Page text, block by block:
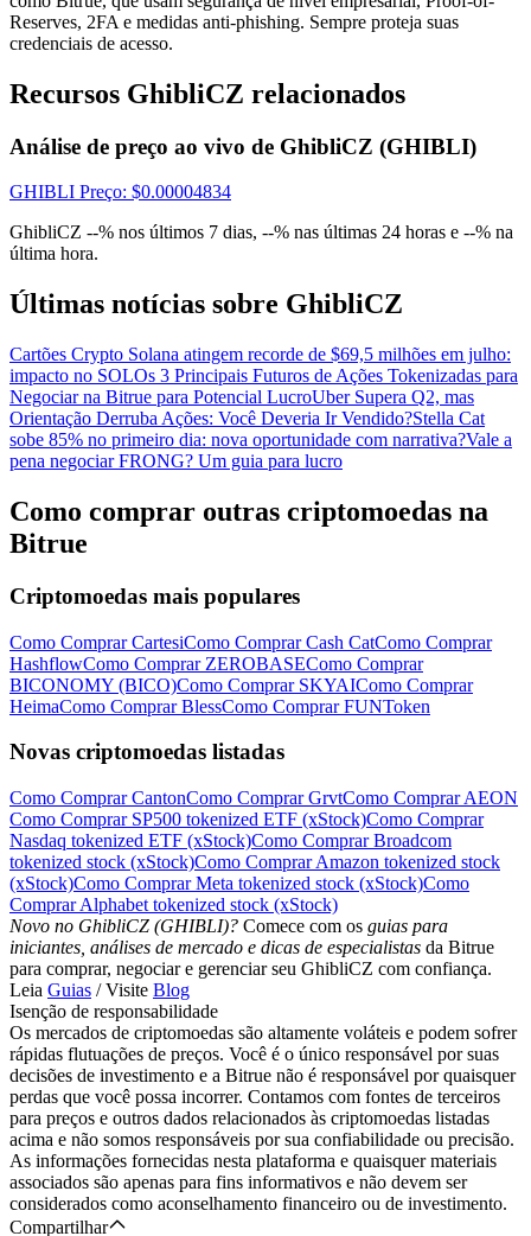
Conecte-seInscrever-se
Conecte-se
Baixar o
Português
Reserves, 2FA e medidas anti-phishing. Sempre proteja suas
credenciais de acesso.
Recursos GhibliCZ relacionados
Análise de preço ao vivo de GhibliCZ (GHIBLI)
GHIBLI Preço: $0.00004834
GhibliCZ --% nos últimos 7 dias, --% nas últimas 24 horas e --% na
última hora.
Últimas notícias sobre GhibliCZ
Cartões Crypto Solana atingem recorde de $69,5 milhões em julho:
impacto no SOLOs 3 Principais Futuros de Ações Tokenizadas para
Negociar na Bitrue para Potencial LucroUber Supera Q2, mas
Orientação Derruba Ações: Você Deveria Ir Vendido?Stella Cat
sobe 85% no primeiro dia: nova oportunidade com narrativa?Vale a
pena negociar FRONG? Um guia para lucro
Como comprar outras criptomoedas na
Bitrue
Criptomoedas mais populares
Como Comprar CartesiComo Comprar Cash CatComo Comprar
HashflowComo Comprar ZEROBASEComo Comprar
BICONOMY (BICO)Como Comprar SKYAIComo Comprar
HeimaComo Comprar BlessComo Comprar FUNToken
Novas criptomoedas listadas
Como Comprar CantonComo Comprar GrvtComo Comprar AEON
Como Comprar SP500 tokenized ETF (xStock)Como Comprar
Nasdaq tokenized ETF (xStock)Como Comprar Broadcom
tokenized stock (xStock)Como Comprar Amazon tokenized stock
(xStock)Como Comprar Meta tokenized stock (xStock)Como
Comprar Alphabet tokenized stock (xStock)
Novo no GhibliCZ (GHIBLI)? Comece com os guias para
iniciantes, análises de mercado e dicas de especialistas da Bitrue
para comprar, negociar e gerenciar seu GhibliCZ com confiança.
Leia Guias / Visite Blog
Isenção de responsabilidade
Os mercados de criptomoedas são altamente voláteis e podem sofrer
rápidas flutuações de preços. Você é o único responsável por suas
decisões de investimento e a Bitrue não é responsável por quaisquer
perdas que você possa incorrer. Contamos com fontes de terceiros
para preços e outros dados relacionados às criptomoedas listadas
acima e não somos responsáveis por sua confiabilidade ou precisão.
As informações fornecidas nesta plataforma e quaisquer materiais
associados são apenas para fins informativos e não devem ser
considerados como aconselhamento financeiro ou de investimento.
Compartilhar